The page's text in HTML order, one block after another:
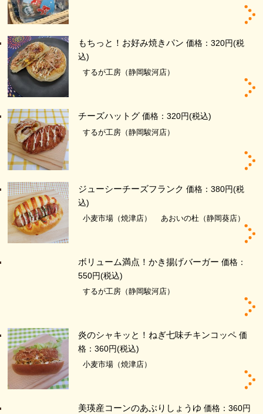
もちっと！お好み焼きパン 価格：320円(税
込)
するが工房（静岡駿河店）
チーズハットグ 価格：320円(税込)
するが工房（静岡駿河店）
ジューシーチーズフランク 価格：380円(税
込)
小麦市場（焼津店） あおいの杜（静岡葵店）
ボリューム満点！かき揚げバーガー 価格：
550円(税込)
するが工房（静岡駿河店）
炎のシャキッと！ねぎ七味チキンコッペ 価
格：360円(税込)
小麦市場（焼津店）
美瑛産コーンのあぶりしょうゆ 価格：360円